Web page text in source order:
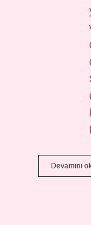
Devamını